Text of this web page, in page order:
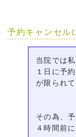
予約キャンセル
当院では
１日に予
が限られて
その為、
４時間前